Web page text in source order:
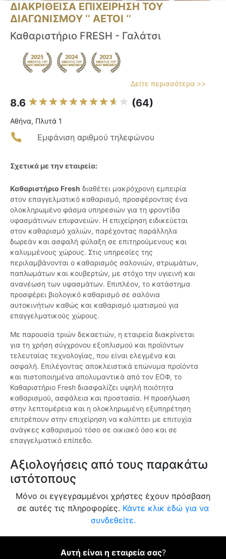
ΔΙΑΚΡΙΘΕΙΣΑ ΕΠΙΧΕΙΡΗΣΗ ΤΟΥ
ΔΙΑΓΩΝΙΣΜΟΥ ‘’ ΑΕΤΟΙ ‘’
Καθαριστήριο FRESH - Γαλάτσι
Δείτε περισσότερα >>
8.6 (64)
Αθήνα, Πλυτά 1
Εμφάνιση αριθμού τηλεφώνου
Σχετικά με την εταιρεία:
Καθαριστήριο Fresh διαθέτει μακρόχρονη εμπειρία
στον επαγγελματικό καθαρισμό, προσφέροντας ένα
ολοκληρωμένο φάσμα υπηρεσιών για τη φροντίδα
υφασμάτινων επιφανειών. Η επιχείρηση ειδικεύεται
στον καθαρισμό χαλιών, παρέχοντας παράλληλα
δωρεάν και ασφαλή φύλαξη σε επιτηρούμενους και
καλυμμένους χώρους. Στις υπηρεσίες της
περιλαμβάνονται ο καθαρισμός σαλονιών, στρωμάτων,
παπλωμάτων και κουβερτών, με στόχο την υγιεινή και
ανανέωση των υφασμάτων. Επιπλέον, το κατάστημα
προσφέρει βιολογικό καθαρισμό σε σαλόνια
αυτοκινήτων καθώς και καθαρισμό ιματισμού για
επαγγελματικούς χώρους.
Με παρουσία τριών δεκαετιών, η εταιρεία διακρίνεται
για τη χρήση σύγχρονου εξοπλισμού και προϊόντων
τελευταίας τεχνολογίας, που είναι ελεγμένα και
ασφαλή. Επιλέγοντας αποκλειστικά επώνυμα προϊόντα
και πιστοποιημένα απολυμαντικά από τον ΕΟΦ, το
Καθαριστήριο Fresh διασφαλίζει υψηλή ποιότητα
καθαρισμού, ασφάλεια και προστασία. Η προσήλωση
στην λεπτομέρεια και η ολοκληρωμένη εξυπηρέτηση
επιτρέπουν στην επιχείρηση να καλύπτει με επιτυχία
ανάγκες καθαρισμού τόσο σε οικιακό όσο και σε
επαγγελματικό επίπεδο.
Αξιολογήσεις από τους παρακάτω
ιστότοπους
Μόνο οι εγγεγραμμένοι χρήστες έχουν πρόσβαση
σε αυτές τις πληροφορίες. Κάντε κλικ εδώ για να
συνδεθείτε.
Αυτή είναι η εταιρεία σας?